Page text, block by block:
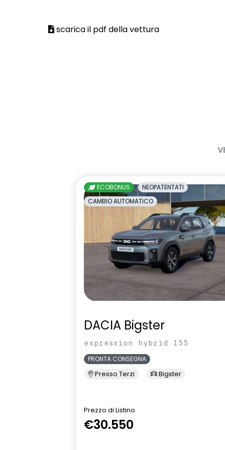
mantenimento della corsia
freno di stazionamento elettrico
HARM02
kit riparazione pneumatici
limitatore di
luci diurne a LED con firma
luminosa C-shape
maniglie in
Manutenzione Connessa, incluso
incluso per 5 anni
privacy glass
retrovisori
sedile passeggero regolabile in
sedili
sensori di parcheggio
anteriori/posteriori/laterali
scarica il pdf della vettura
ECOBONUS
NEOPATENTATI
CAMBIO AUTOMATICO
DACIA Bigster
expression hybrid 155
PRONTA CONSEGNA
Presso Terzi Bigster
Prezzo di Listino
€30.550